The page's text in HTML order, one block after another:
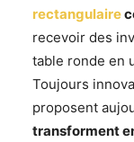
rectangulaire
recevoir des
table ronde en
Toujours
proposent
transforment